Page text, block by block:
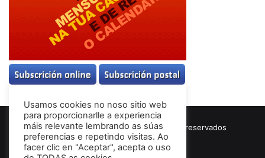
© Copyright 2026, Todos los derechos reservados
Términos & Condiciones
Usamos cookies no noso sitio web
para proporcionarlle a experiencia
máis relevante lembrando as súas
preferencias e repetindo visitas. Ao
facer clic en "Aceptar", acepta o uso